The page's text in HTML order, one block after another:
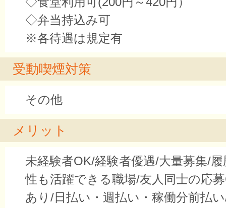
◇弁当持込み可
※各待遇は規定有
受動喫煙対策
その他
メリット
未経験者OK/経験者優遇/大量募集/
性も活躍できる職場/友人同士の応
あり/日払い・週払い・稼働分前払